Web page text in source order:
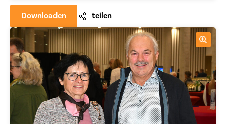
Downloaden teilen